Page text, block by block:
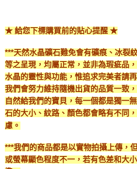
★ 給您下標購買前的貼心提醒 ★
***天然水晶礦石難免會有礦痕、冰裂
等之呈現，均屬正常，並非為瑕疵品
水晶的靈性與功能，惟追求完美者請
我們會努力維持隨機出貨的品質一致
自然給我們的寶貝，每一個都是獨一
石的大小、紋路、顏色都會略有不同
慮。
***我們的商品都是以實物拍攝上傳，
或螢幕顯色程度不一，若有色差和大